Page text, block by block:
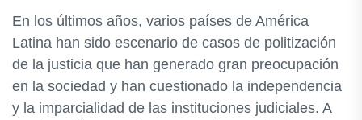
En los últimos años, varios países de América
Latina han sido escenario de casos de politización
de la justicia que han generado gran preocupación
en la sociedad y han cuestionado la independencia
y la imparcialidad de las instituciones judiciales. A